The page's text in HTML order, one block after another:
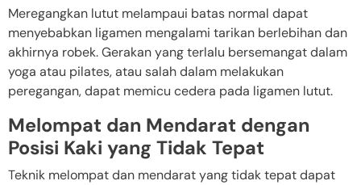
Meregangkan lutut melampaui batas normal dapat
menyebabkan ligamen mengalami tarikan berlebihan dan
akhirnya robek. Gerakan yang terlalu bersemangat dalam
yoga atau pilates, atau salah dalam melakukan
peregangan, dapat memicu cedera pada ligamen lutut.
Melompat dan Mendarat dengan
Posisi Kaki yang Tidak Tepat
Teknik melompat dan mendarat yang tidak tepat dapat